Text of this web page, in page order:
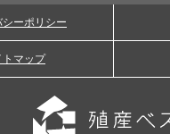
シーポリシー
トマップ